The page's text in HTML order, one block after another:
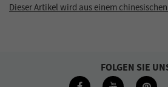
Dieser Artikel wird aus einem
FOLGEN SIE